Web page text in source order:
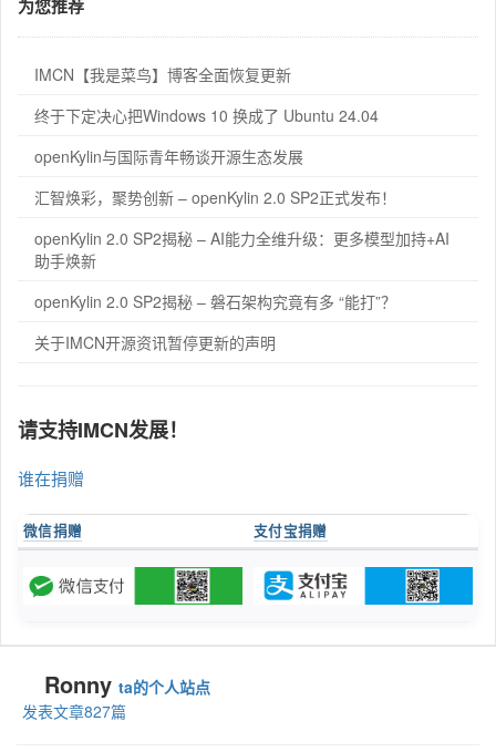
为您推荐
IMCN【我是菜鸟】博客全面恢复更新
终于下定决心把Windows 10 换成了 Ubuntu 24.04
openKylin与国际青年畅谈开源生态发展
汇智焕彩，聚势创新 – openKylin 2.0 SP2正式发布！
openKylin 2.0 SP2揭秘 – AI能力全维升级：更多模型加持+AI
助手焕新
openKylin 2.0 SP2揭秘 – 磐石架构究竟有多 “能打”？
关于IMCN开源资讯暂停更新的声明
请支持IMCN发展！
谁在捐赠
微信捐赠 支付宝捐赠
Ronny ta的个人站点
发表文章827篇